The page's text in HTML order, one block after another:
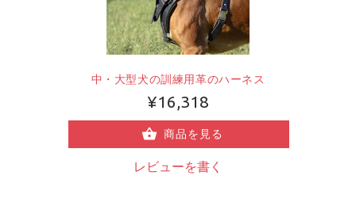
中・大型犬の訓練用革のハーネス
¥16,318
商品を見る
レビューを書く